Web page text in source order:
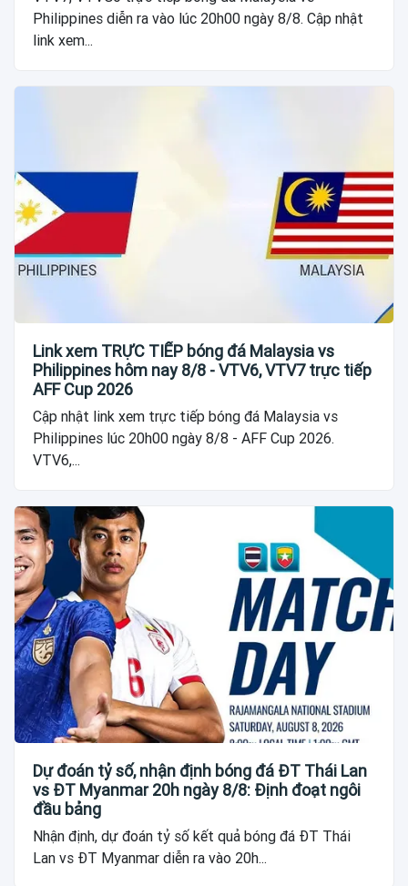
Philippines diễn ra vào lúc 20h00 ngày 8/8. Cập nhật
link xem...
Link xem TRỰC TIẾP bóng đá Malaysia vs
Philippines hôm nay 8/8 - VTV6, VTV7 trực tiếp
AFF Cup 2026
Cập nhật link xem trực tiếp bóng đá Malaysia vs
Philippines lúc 20h00 ngày 8/8 - AFF Cup 2026.
VTV6,...
Dự đoán tỷ số, nhận định bóng đá ĐT Thái Lan
vs ĐT Myanmar 20h ngày 8/8: Định đoạt ngôi
đầu bảng
Nhận định, dự đoán tỷ số kết quả bóng đá ĐT Thái
Lan vs ĐT Myanmar diễn ra vào 20h...